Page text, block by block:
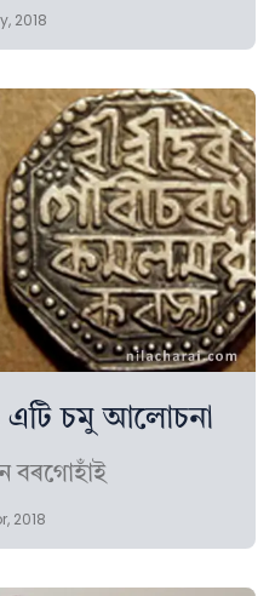
2018
এটি চমু আলোচনা
বৰগোহাঁই
2018